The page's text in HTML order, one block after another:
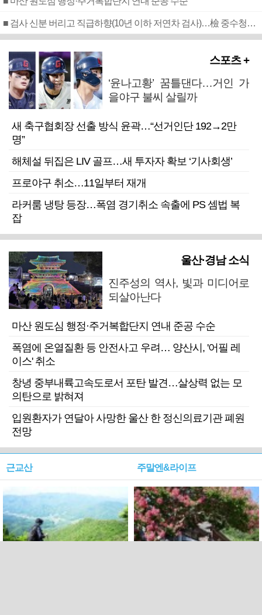
■ 검사 신분 버리고 직급하향(10년 이하 저연차 검사)…檢 중수청행 기피
스포츠 +
‘윤나고황’ 꿈틀댄다…거인 가
을야구 불씨 살릴까
새 축구협회장 선출 방식 윤곽…“선거인단 192→2만
명”
해체설 뒤집은 LIV 골프…새 투자자 확보 ‘기사회생’
프로야구 취소…11일부터 재개
라커룸 냉탕 등장…폭염 경기취소 속출에 PS 셈법 복
잡
울산·경남 소식
진주성의 역사, 빛과 미디어로
되살아난다
마산 원도심 행정·주거복합단지 연내 준공 수순
폭염에 온열질환 등 안전사고 우려… 양산시, '어필 레
이스' 취소
창녕 중부내륙고속도로서 포탄 발견…살상력 없는 모
의탄으로 밝혀져
입원환자가 연달아 사망한 울산 한 정신의료기관 폐원
전망
근교산 주말엔&라이프